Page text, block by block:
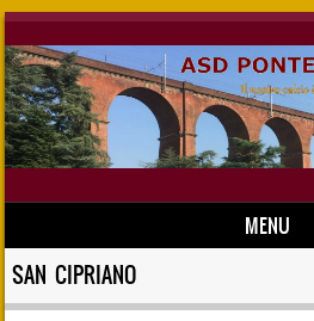
MENU
Skip to content
SAN CIPRIANO